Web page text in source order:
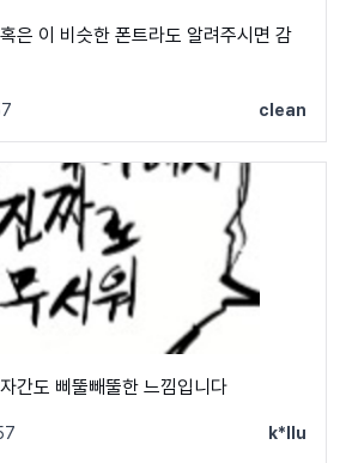
은 이 비슷한 폰트라도 알려주시면 감
clean
간도 삐뚤빼뚤한 느낌입니다
k*llu